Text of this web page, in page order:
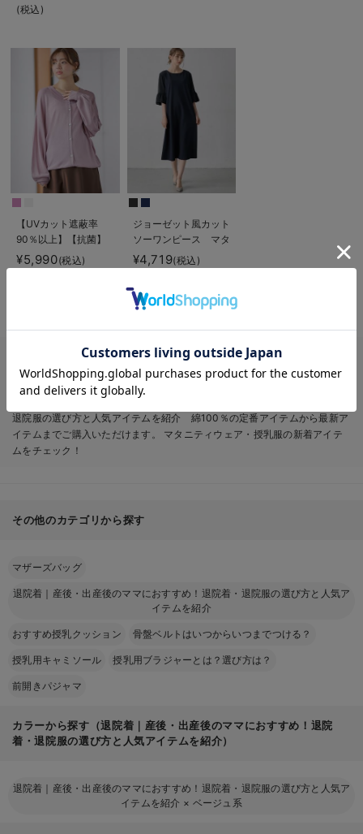
トレートレギンス【産
(税込)
【UVカット遮蔽率
90％以上】【抗菌】
【接触冷感】前後２
WAYカーディガン
¥5,990(税込)
ジョーゼット風カット
ソーワンピース マタ
ニティ・産後授乳【出
産後も長く使える】
Rosemadame（ロー
ズマダム）
¥4,719(税込)
退院着｜産後・出産後のママにおすすめ！退院着・退院服の選び方と人気ア
イテムを紹介 綿100％ならエンジェリーベ公式オンラインショップ。ゆっ
たりとしたシルエット、通気性の良い素材、 そして授乳に便利なデザイン
など、おしゃれで可愛い退院着｜産後・出産後のママにおすすめ！退院着・
退院服の選び方と人気アイテムを紹介 綿100％の定番アイテムから最新ア
イテムまでご購入いただけます。 マタニティウェア・授乳服の新着アイテ
ムをチェック！
その他のカテゴリから探す
マザーズバッグ
退院着｜産後・出産後のママにおすすめ！退院着・退院服の選び方と人気ア
イテムを紹介
おすすめ授乳クッション 骨盤ベルトはいつからいつまでつける？
授乳用キャミソール 授乳用ブラジャーとは？選び方は？
前開きパジャマ
カラーから探す（退院着｜産後・出産後のママにおすすめ！退院
着・退院服の選び方と人気アイテムを紹介）
退院着｜産後・出産後のママにおすすめ！退院着・退院服の選び方と人気ア
イテムを紹介 × ベージュ系
お気に入り商品を確認する